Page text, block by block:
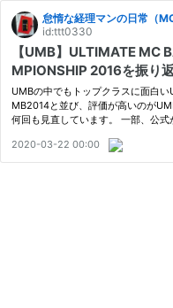
怠惰な経理マンの日常（
id:ttt0330
【UMB】ULTIMATE MC
MPIONSHIP 2016を振り
UMBの中でもトップクラスに面白
MB2014と並び、評価が高いのが
何回も見直しています。 一部、公式
振り返ります。 UMBの中でもトッ
り返ります。 …
2020-03-22 00:00